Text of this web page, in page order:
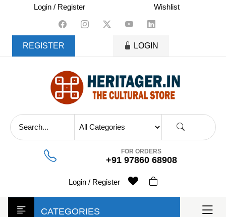
content
Login / Register Wishlist
REGISTER LOGIN
FOR ORDERS
+91 97860 68908
Login / Register
CATEGORIES